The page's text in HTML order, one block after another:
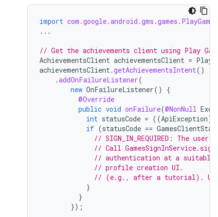
import com.google.android.gms.games.PlayGames
...
// Get the achievements client using Play
AchievementsClient achievementsClient =
achievementsClient.getAchievementsIntent()
.addOnFailureListener(
new OnFailureListener()
{
@Override
public void onFailure(@NonNull
int statusCode = ((ApiException)
if (statusCode ==
// SIGN_IN_REQUIRED: The
// Call
// authentication at a
// profile creation UI.
// (e.g., after a tutorial). Use
}
}
});